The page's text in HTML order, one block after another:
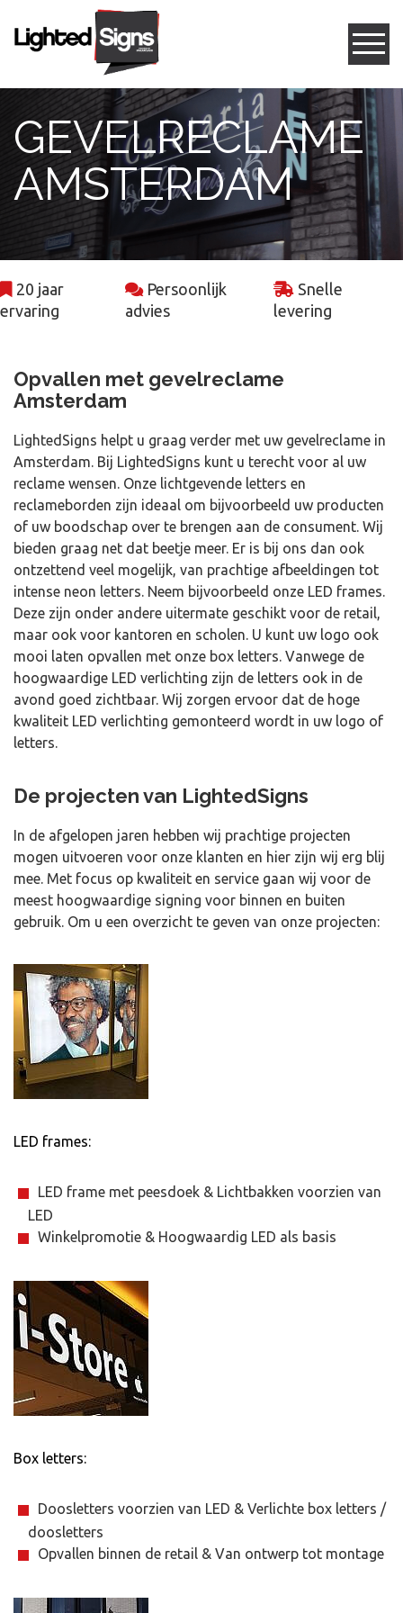
Gevelreclame
Box letters
Led frames
Freesletters
Projecten
GEVELRECLAME
AMSTERDAM
20 jaar
ervaring
Persoonlijk
advies
Snelle
levering
Opvallen met gevelreclame
Amsterdam
LightedSigns helpt u graag verder met uw gevelreclame in
Amsterdam. Bij LightedSigns kunt u terecht voor al uw
reclame wensen. Onze lichtgevende letters en
reclameborden zijn ideaal om bijvoorbeeld uw producten
of uw boodschap over te brengen aan de consument. Wij
bieden graag net dat beetje meer. Er is bij ons dan ook
ontzettend veel mogelijk, van prachtige afbeeldingen tot
intense neon letters. Neem bijvoorbeeld onze LED frames.
Deze zijn onder andere uitermate geschikt voor de retail,
maar ook voor kantoren en scholen. U kunt uw logo ook
mooi laten opvallen met onze box letters. Vanwege de
hoogwaardige LED verlichting zijn de letters ook in de
avond goed zichtbaar. Wij zorgen ervoor dat de hoge
kwaliteit LED verlichting gemonteerd wordt in uw logo of
letters.
De projecten van LightedSigns
In de afgelopen jaren hebben wij prachtige projecten
mogen uitvoeren voor onze klanten en hier zijn wij erg blij
mee. Met focus op kwaliteit en service gaan wij voor de
meest hoogwaardige signing voor binnen en buiten
gebruik. Om u een overzicht te geven van onze projecten:
LED frames:
LED frame met peesdoek & Lichtbakken voorzien van
LED
Winkelpromotie & Hoogwaardig LED als basis
Box letters:
Doosletters voorzien van LED & Verlichte box letters /
doosletters
Opvallen binnen de retail & Van ontwerp tot montage